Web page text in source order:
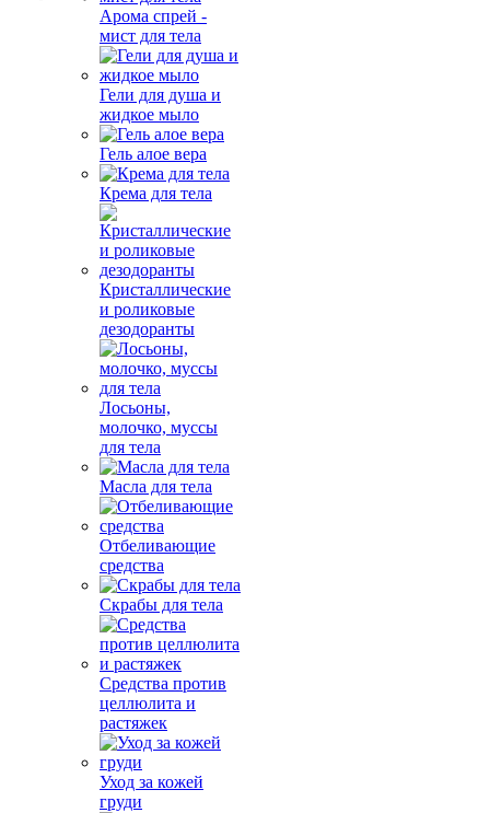
Арома спрей -
мист для тела
Гели для душа и
жидкое мыло
Гель алое вера
Крема для тела
Кристаллические
и роликовые
дезодоранты
Лосьоны,
молочко, муссы
для тела
Масла для тела
Отбеливающие
средства
Скрабы для тела
Средства против
целлюлита и
растяжек
Уход за кожей
груди